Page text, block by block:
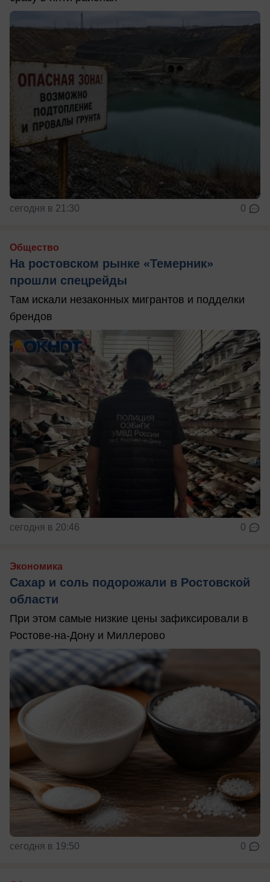
сегодня в 21:30 0
Общество
На ростовском рынке «Темерник»
прошли спецрейды
Там искали незаконных мигрантов и подделки
брендов
сегодня в 20:46 0
Экономика
Сахар и соль подорожали в Ростовской
области
При этом самые низкие цены зафиксировали в
Ростове-на-Дону и Миллерово
сегодня в 19:50 0